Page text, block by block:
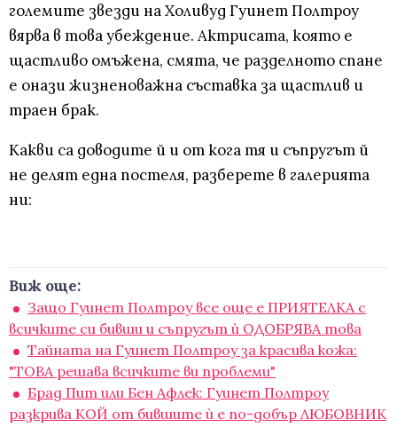
големите звезди на Холивуд Гуинет Полтроу
вярва в това убеждение. Актрисата, която е
щастливо омъжена, смята, че разделното спане
е онази жизненоважна съставка за щастлив и
траен брак.
Какви са доводите й и от кога тя и съпругът й
не делят една постеля, разберете в галерията
ни:
Виж още:
Защо Гуинет Полтроу все още е ПРИЯТЕЛКА с
всичките си бивши и съпругът ѝ ОДОБРЯВА това
Тайната на Гуинет Полтроу за красива кожа:
"ТОВА решава всичките ви проблеми"
Брад Пит или Бен Афлек: Гуинет Полтроу
разкрива КОЙ от бившите ѝ е по-добър ЛЮБОВНИК